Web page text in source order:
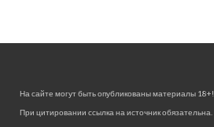
На сайте могут быть опубликованы материалы 18+!
При цитировании ссылка на источник обязательна.